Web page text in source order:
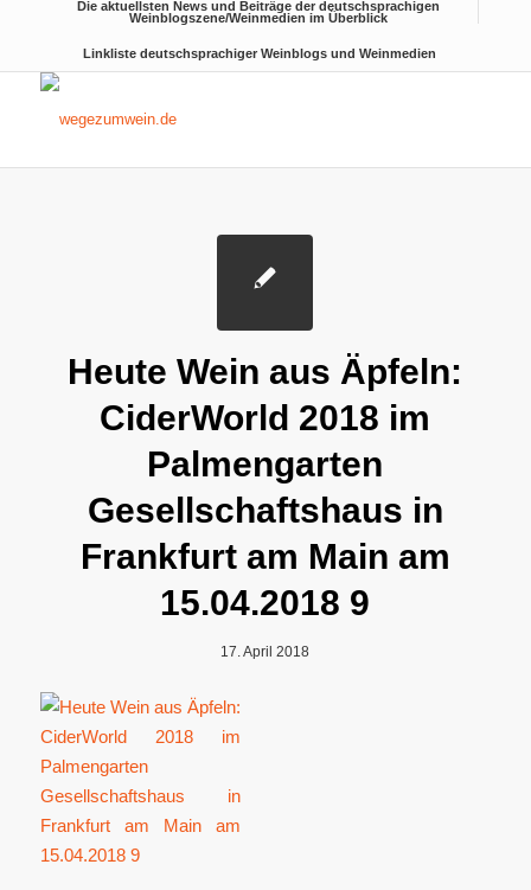
Die aktuellsten News und Beiträge der deutschsprachigen
Weinblogszene/Weinmedien im Überblick
Linkliste deutschsprachiger Weinblogs und Weinmedien
Heute Wein aus Äpfeln:
CiderWorld 2018 im
Palmengarten
Gesellschaftshaus in
Frankfurt am Main am
15.04.2018 9
17. April 2018